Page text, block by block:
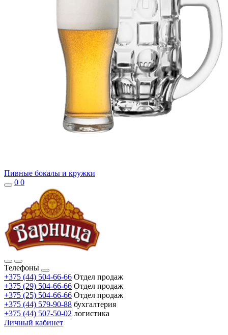
Пивные бокалы и кружки
0 0
Телефоны
+375 (44) 504-66-66 Отдел продаж
+375 (29) 504-66-66 Отдел продаж
+375 (25) 504-66-66 Отдел продаж
+375 (44) 579-90-88 бухгалтерия
+375 (44) 507-50-02 логистика
Личный кабинет